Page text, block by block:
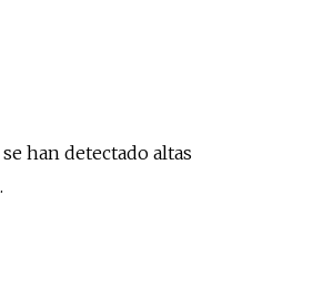
han detectado altas